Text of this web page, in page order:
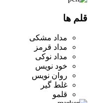
قلم ها
مداد مشکی
مداد قرمز
مداد نوکی
خود نویس
روان نویس
غلط گیر
قلمو